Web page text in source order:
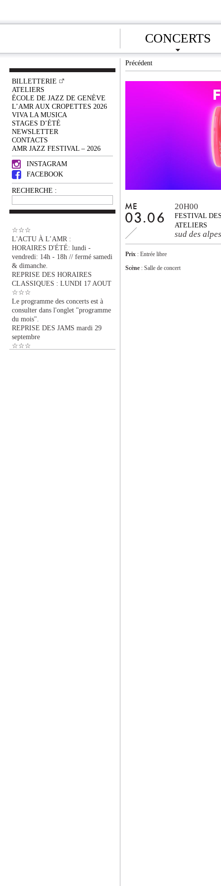
CONCERTS
BILLETTERIE
ATELIERS
ÉCOLE DE JAZZ DE GENÈVE
L’AMR AUX CROPETTES 2026
VIVA LA MUSICA
STAGES D’ÉTÉ
NEWSLETTER
CONTACTS
AMR JAZZ FESTIVAL – 2026
INSTAGRAM
FACEBOOK
RECHERCHE :
☆☆☆
L'ACTU À L’AMR :
HORAIRES D'ÉTÉ: lundi -
vendredi: 14h - 18h // fermé samedi
& dimanche.
REPRISE DES HORAIRES
CLASSIQUES : LUNDI 17 AOUT
☆☆☆
Le programme des concerts est à
consulter dans l'onglet "programme
du mois".
REPRISE DES JAMS mardi 29
septembre
☆☆☆
Précédent
ME
03.06
20H00
FESTIVAL
ATELIERS
sud des alpes
Prix : Entrée libre
Scène : Salle de concert